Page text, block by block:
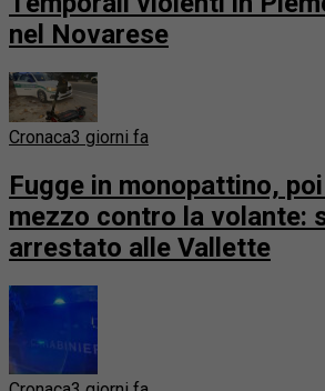
nel Novarese
Cronaca3 giorni fa
Fugge in monopattino, poi
mezzo contro la volante:
arrestato alle Vallette